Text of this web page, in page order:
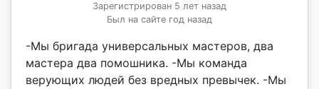
Зарегистрирован 5 лет назад
Был на сайте год назад
-Мы бригада универсальных мастеров, два
мастера два помошника. -Мы команда
верующих людей без вредных превычек. -Мы